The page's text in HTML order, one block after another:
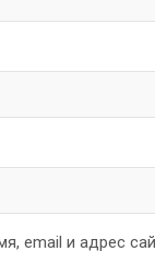
email и адрес